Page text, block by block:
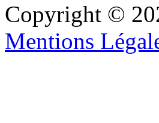
Copyright ©
Mentions